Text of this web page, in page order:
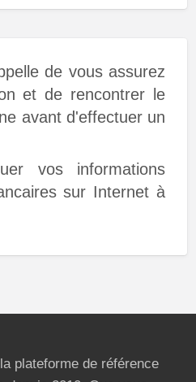
de vous assurez
et de rencontrer le
avant d'effectuer un
vos informations
sur Internet à
plateforme de référence